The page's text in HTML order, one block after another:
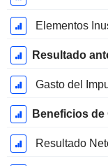
Elementos
Gasto del
Beneficios
Resultado